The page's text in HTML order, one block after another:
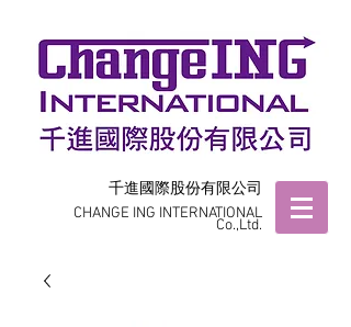
千進國際股份有限公司
CHANGE ING INTERNATIONAL
Co.,Ltd.